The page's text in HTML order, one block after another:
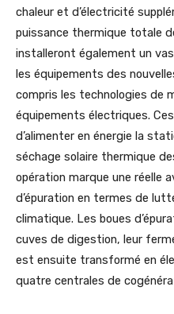
chaleur et d’électricité
puissance thermique totale
installeront également un
les équipements des
compris les technologies de
équipements électriques.
d’alimenter en énergie la
séchage solaire thermique
opération marque une réelle
d’épuration en termes de
climatique. Les boues
cuves de digestion, leur
est ensuite transformé en
quatre centrales de